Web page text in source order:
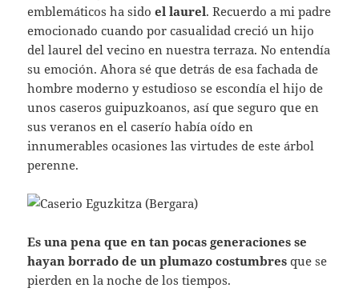
emblemáticos ha sidoel laurel. Recuerdo a mi padre
emocionado cuando por casualidad creció un hijo
del laurel del vecino en nuestra terraza. No entendía
su emoción. Ahora sé que detrás de esa fachada de
hombre moderno y estudioso se escondía el hijo de
unos caseros guipuzkoanos, así que seguro que en
sus veranos en el caserío había oído en
innumerables ocasiones las virtudes de este árbol
perenne.
Es una pena que en tan pocas generaciones se
hayan borrado de un plumazo costumbres que se
pierden en la noche de los tiempos.